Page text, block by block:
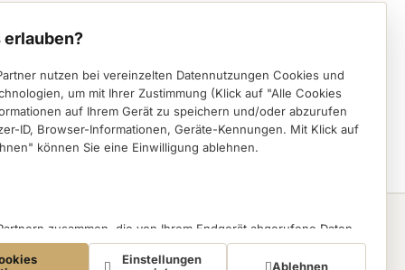
erlauben?
nutzen bei vereinzelten Datennutzungen Cookies und
um mit Ihrer Zustimmung (Klick auf "Alle Cookies
auf Ihrem Gerät zu speichern und/oder abzurufen
ID, Browser-Informationen, Geräte-Kennungen. Mit Klick auf
können Sie eine Einwilligung ablehnen.
zusammen, die von Ihrem Endgerät abgerufene Daten
zu eigenen Zwecken (z.B. Profilbildungen) / zu Zwecken
Vor diesem Hintergrund erfordert nicht nur die Erhebung der
Einstellungen
Ablehnen
erhalten.
Instagram (öffnet in einem neuen Tab)
Facebook (öffnet in einem neuen Tab)
Pinterest (öffnet in einem neuen Tab)
Deutsch
English
eBay
Amazon